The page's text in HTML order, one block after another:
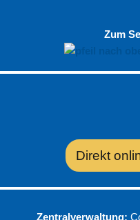
Zum
Direkt
Zentralverwaltung: